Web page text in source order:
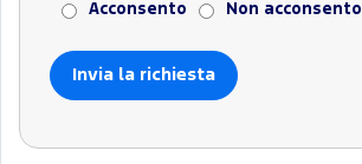
Acconsento Non acconsento